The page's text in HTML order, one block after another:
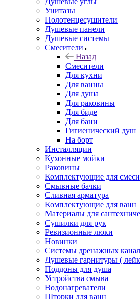
Унитазы
Полотенцесушители
Душевые панели
Душевые системы
Смесители
Назад
Смесители
Для кухни
Для ванны
Для душа
Для раковины
Для биде
Для бани
Гигиенический душ
На борт
Инсталляции
Кухонные мойки
Раковины
Комплектующие для
Смывные бачки
Сливная арматура
Комплектующие для ванн
Материалы для
Сушилки для рук
Ревизионные люки
Новинки
Системы дренажных
Душевые гарнитуры (
Поддоны для душа
Устройства смыва
Водонагреватели
Шторки для ванн